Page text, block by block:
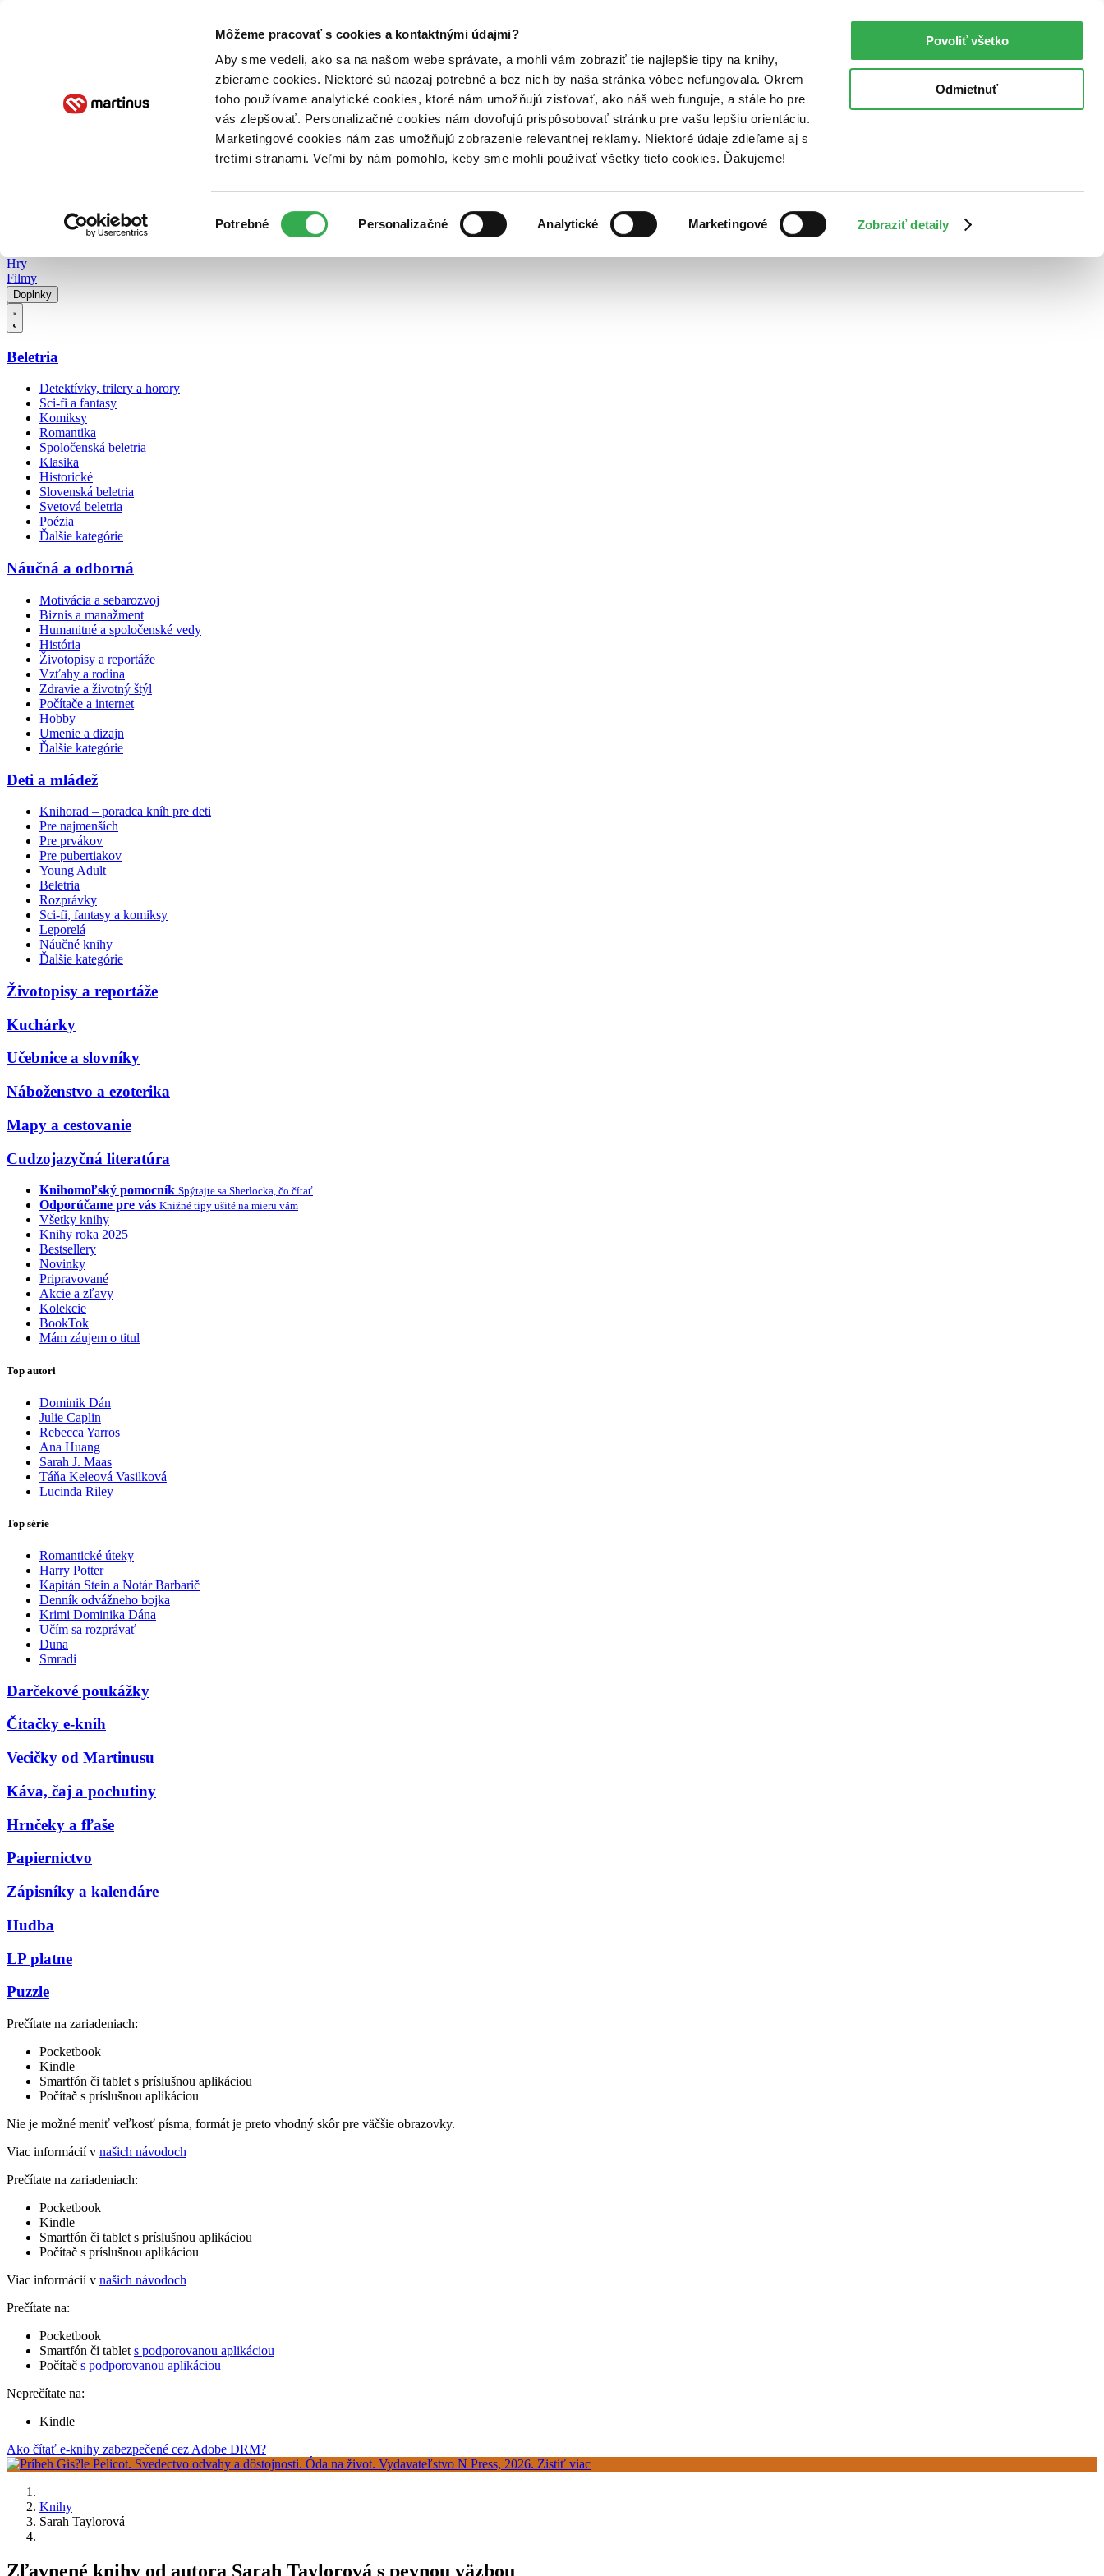
Môžeme pracovať s cookies a kontaktnými údajmi?
Aby sme vedeli, ako sa na našom webe správate, a mohli vám zobraziť tie najlepšie tipy na knihy,
zbierame cookies. Niektoré sú naozaj potrebné a bez nich by naša stránka vôbec nefungovala. Okrem
toho používame analytické cookies, ktoré nám umožňujú zisťovať, ako náš web funguje, a stále ho pre
vás zlepšovať. Personalizačné cookies nám dovoľujú prispôsobovať stránku pre vašu lepšiu orientáciu.
Marketingové cookies nám zas umožňujú zobrazenie relevantnej reklamy. Niektoré údaje zdieľame aj s
tretími stranami. Veľmi by nám pomohlo, keby sme mohli používať všetky tieto cookies. Ďakujeme!
súhlasu
Potrebné Personalizačné Analytické Marketingové Zobraziť detaily
Povoliť všetko
Odmietnuť
Poukážky Kontakt
Hry
Filmy
Doplnky
Beletria
Detektívky, trilery a horory
Sci-fi a fantasy
Komiksy
Romantika
Spoločenská beletria
Klasika
Historické
Slovenská beletria
Svetová beletria
Poézia
Ďalšie kategórie
Náučná a odborná
Motivácia a sebarozvoj
Biznis a manažment
Humanitné a spoločenské vedy
História
Životopisy a reportáže
Vzťahy a rodina
Zdravie a životný štýl
Počítače a internet
Hobby
Umenie a dizajn
Ďalšie kategórie
Deti a mládež
Knihorad – poradca kníh pre deti
Pre najmenších
Pre prvákov
Pre pubertiakov
Young Adult
Beletria
Rozprávky
Sci-fi, fantasy a komiksy
Leporelá
Náučné knihy
Ďalšie kategórie
Životopisy a reportáže
Kuchárky
Učebnice a slovníky
Náboženstvo a ezoterika
Mapy a cestovanie
Cudzojazyčná literatúra
Knihomoľský pomocník Spýtajte sa Sherlocka, čo čítať
Odporúčame pre vás Knižné tipy ušité na mieru vám
Všetky knihy
Knihy roka 2025
Bestsellery
Novinky
Pripravované
Akcie a zľavy
Kolekcie
BookTok
Mám záujem o titul
Top autori
Dominik Dán
Julie Caplin
Rebecca Yarros
Ana Huang
Sarah J. Maas
Táňa Keleová Vasilková
Lucinda Riley
Top série
Romantické úteky
Harry Potter
Kapitán Stein a Notár Barbarič
Denník odvážneho bojka
Krimi Dominika Dána
Učím sa rozprávať
Duna
Smradi
Darčekové poukážky
Čítačky e-kníh
Vecičky od Martinusu
Káva, čaj a pochutiny
Hrnčeky a fľaše
Papiernictvo
Zápisníky a kalendáre
Hudba
LP platne
Puzzle
Prečítate na zariadeniach:
Pocketbook
Kindle
Smartfón či tablet s príslušnou aplikáciou
Počítač s príslušnou aplikáciou
Nie je možné meniť veľkosť písma, formát je preto vhodný skôr pre väčšie obrazovky.
Viac informácií v našich návodoch
Prečítate na zariadeniach:
Pocketbook
Kindle
Smartfón či tablet s príslušnou aplikáciou
Počítač s príslušnou aplikáciou
Viac informácií v našich návodoch
Prečítate na:
Pocketbook
Smartfón či tablet s podporovanou aplikáciou
Počítač s podporovanou aplikáciou
Neprečítate na:
Kindle
Ako čítať e-knihy zabezpečené cez Adobe DRM?
Knihy
Sarah Taylorová
Zľavnené knihy od autora Sarah Taylorová s pevnou väzbou